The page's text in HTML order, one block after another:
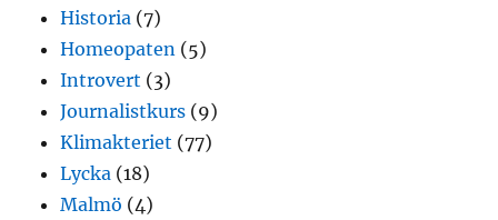
Historia (7)
Homeopaten (5)
Introvert (3)
Journalistkurs (9)
Klimakteriet (77)
Lycka (18)
Malmö (4)